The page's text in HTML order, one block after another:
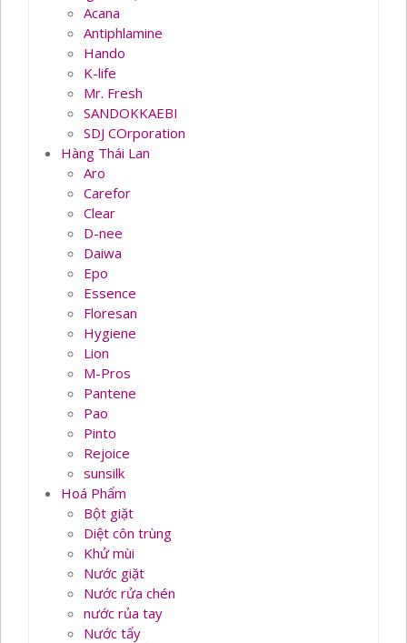
Acana
Antiphlamine
Hando
K-life
Mr. Fresh
SANDOKKAEBI
SDJ COrporation
Hàng Thái Lan
Aro
Carefor
Clear
D-nee
Daiwa
Epo
Essence
Floresan
Hygiene
Lion
M-Pros
Pantene
Pao
Pinto
Rejoice
sunsilk
Hoá Phẩm
Bột giặt
Diệt côn trùng
Khử mùi
Nước giặt
Nước rửa chén
nước rủa tay
Nước tẩy